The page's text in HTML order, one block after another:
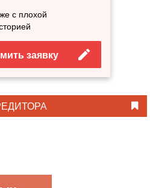
с плохой
заявку